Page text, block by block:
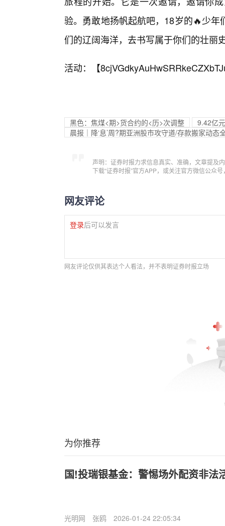
验。勇敢地扬帆起航吧，18岁的🔥少
们的辽阔海洋，去书写属于你们的壮丽
活动：【
黑色：焦煤<期>货合约的<历>次调整
9.42亿
晨报｜降‘息’周?期亚洲股市攻守道/存款搬家动态
声明：证券时报力求信息真实、准确，文章提及
下载“证券时报”官方APP，或关注官方微信公众
网友评论
登录后可以发言
网友评论仅供其表达个人看法，并不表明证券时报立场
为你推荐
国!投瑞银基金：警惕场外配资非法
光明网 张鸥 2026-01-24 22:05:34